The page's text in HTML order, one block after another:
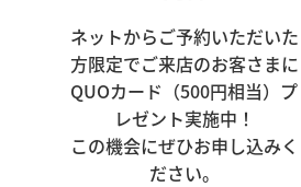
ネットからご予約いただいた
方限定でご来店のお客さまに
QUOカード（500円相当）プ
レゼント実施中！
この機会にぜひお申し込みく
ださい。